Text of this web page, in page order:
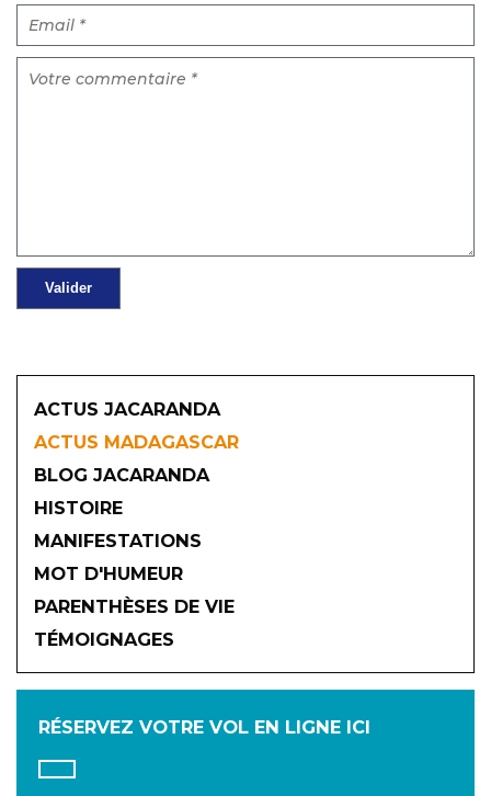
ACTUS JACARANDA
ACTUS MADAGASCAR
BLOG JACARANDA
HISTOIRE
MANIFESTATIONS
MOT D'HUMEUR
PARENTHÈSES DE VIE
TÉMOIGNAGES
RÉSERVEZ VOTRE VOL EN LIGNE ICI
JANVIER
AVRIL MAI JUIN
JUILLET AOÛT SEPTEMBRE
OCTOBRE